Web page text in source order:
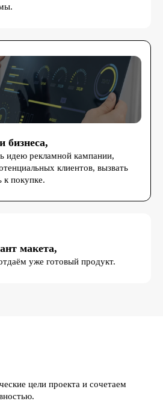
бизнеса,
идею рекламной кампании,
клиентов, вызвать
к покупке.
макета,
уже готовый продукт.
цели проекта и сочетаем